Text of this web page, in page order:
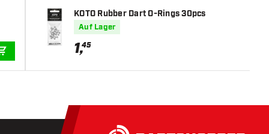
IN DEN WARENKORB
KOTO Rubber Dart O-Rings 30pcs
Auf Lager
1,45